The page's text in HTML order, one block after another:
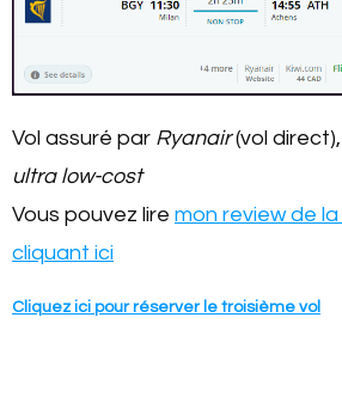
Vol assuré par Ryanair(vol
ultra low-cost
Vous pouvez lire mon review de
cliquant ici
Cliquez ici pour réserver le troisième vol